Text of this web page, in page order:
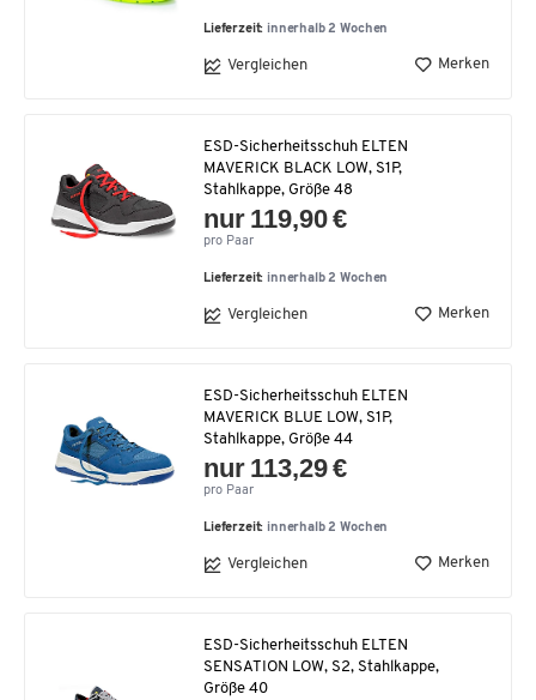
Lieferzeit: innerhalb 2 Wochen
Vergleichen Merken
ESD-Sicherheitsschuh ELTEN
MAVERICK BLACK LOW, S1P,
Stahlkappe, Größe 48
nur 119,90 €
pro Paar
Lieferzeit: innerhalb 2 Wochen
Vergleichen Merken
ESD-Sicherheitsschuh ELTEN
MAVERICK BLUE LOW, S1P,
Stahlkappe, Größe 44
nur 113,29 €
pro Paar
Lieferzeit: innerhalb 2 Wochen
Vergleichen Merken
ESD-Sicherheitsschuh ELTEN
SENSATION LOW, S2, Stahlkappe,
Größe 40